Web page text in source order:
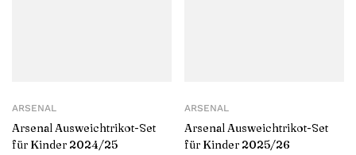
ARSENAL
Arsenal Ausweichtrikot-Set
für Kinder 2024/25
ARSENAL
Arsenal Ausweichtrikot-Set
für Kinder 2025/26